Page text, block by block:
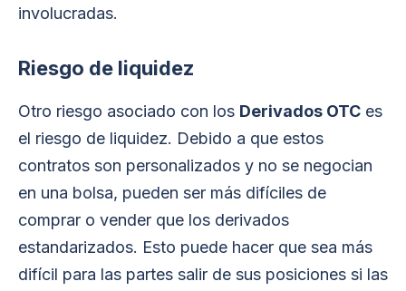
involucradas.
Riesgo de liquidez
Otro riesgo asociado con los Derivados OTC es
el riesgo de liquidez. Debido a que estos
contratos son personalizados y no se negocian
en una bolsa, pueden ser más difíciles de
comprar o vender que los derivados
estandarizados. Esto puede hacer que sea más
difícil para las partes salir de sus posiciones si las